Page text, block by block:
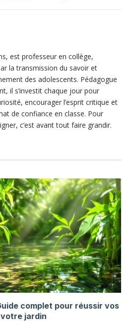
est professeur en collège,
la transmission du savoir et
des adolescents. Pédagogue
il s’investit chaque jour pour
encourager l’esprit critique et
de confiance en classe. Pour
c’est avant tout faire grandir.
complet pour réussir vos
jardin